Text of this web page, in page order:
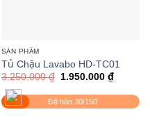
SẢN PHẨM
Tủ Chậu Lavabo HD-TC01
3.250.000₫
Giá
là:
3.250.000 ₫.
1.950.000 ₫Giá
tại
Đã bán 30/150